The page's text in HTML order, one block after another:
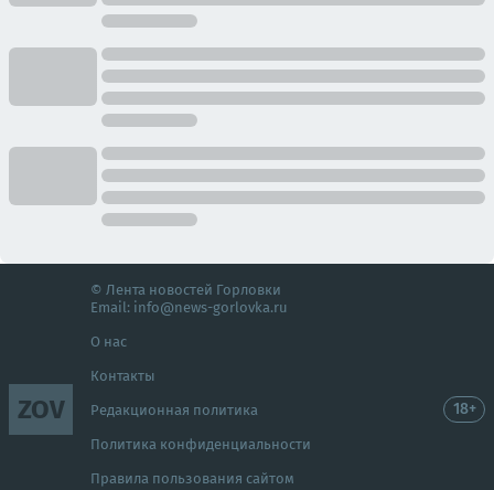
ZOV
© Лента новостей Горловки
Email: info@news-gorlovka.ru
О нас
Контакты
Редакционная политика
Политика конфиденциальности
Правила пользования сайтом
18+